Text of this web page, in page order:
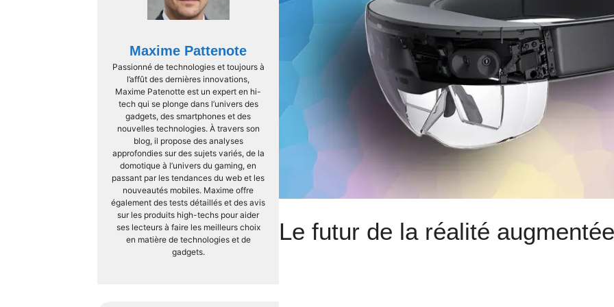
Maxime Pattenote
Passionné de technologies et toujours à
l’affût des dernières innovations,
Maxime Patenotte est un expert en hi-
tech qui se plonge dans l’univers des
gadgets, des smartphones et des
nouvelles technologies. À travers son
blog, il propose des analyses
approfondies sur des sujets variés, de la
domotique à l’univers du gaming, en
passant par les tendances du web et les
nouveautés mobiles. Maxime offre
également des tests détaillés et des avis
sur les produits high-techs pour aider
ses lecteurs à faire les meilleurs choix
en matière de technologies et de
gadgets.
Le futur de la réalité augmentée